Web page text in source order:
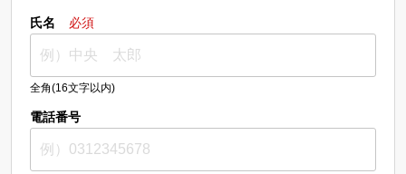
氏名 必須
全角(16文字以内)
電話番号